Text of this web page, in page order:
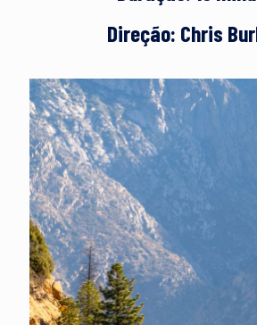
Direção: Chris